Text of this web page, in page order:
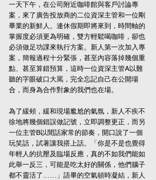
一天下午，在公司附近咖啡館與客戶討論專
案，來了廣告投放商的二位資深主管和一位剛
畢業的新鮮人。連休假期即將來到，時間軸的
掌握度必須更為明確，雙方輕鬆喝咖啡，卻也
必須做足功課來執行方案。新人第一次加入專
案，簡報過程十分緊張，甚至內容落掉幾個重
點、甚至算錯預算，這時一位資深主管A以難
聽的字眼破口大罵，完全忘記自己在公開場
合，而身為合作對象的我們也在場。
為了緩頰，緩和現場尷尬的氣氛，新人不疾不
徐地將幾個錯誤做記號，立即調整更正，而另
一位主管B以閒話家常的節奏，開口說了一個
玩笑話，試著讓我搭上話。「你是不是也覺得
年輕人的抗壓及臨場反應，真的不如我們能如
此舉一反三，可能是吃太好的關係，他們腦子
都不靈活了……」語畢的空氣頓時凝結，新人